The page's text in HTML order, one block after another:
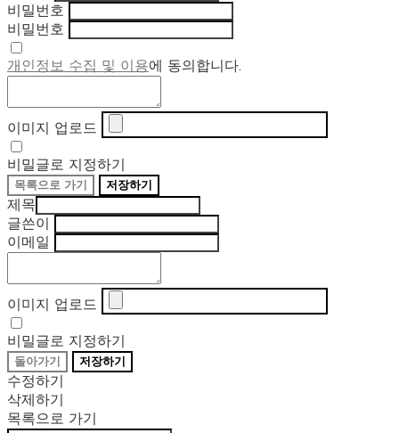
비밀번호
비밀번호
개인정보 수집 및 이용에 동의합니다.
이미지 업로드
비밀글로 지정하기
목록으로 가기 저장하기
제목
글쓴이
이메일
이미지 업로드
비밀글로 지정하기
돌아가기 저장하기
수정하기
삭제하기
목록으로 가기